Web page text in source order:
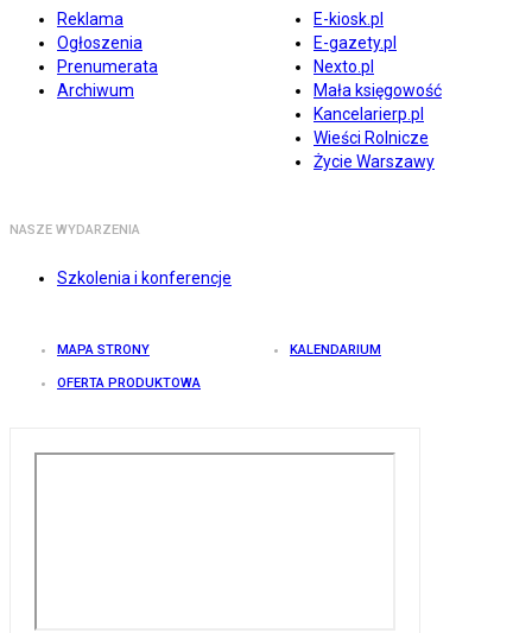
Reklama
Ogłoszenia
Prenumerata
Archiwum
E-kiosk.pl
E-gazety.pl
Nexto.pl
Mała księgowość
Kancelarierp.pl
Wieści Rolnicze
Życie Warszawy
NASZE WYDARZENIA
Szkolenia i konferencje
MAPA STRONY KALENDARIUM
OFERTA PRODUKTOWA